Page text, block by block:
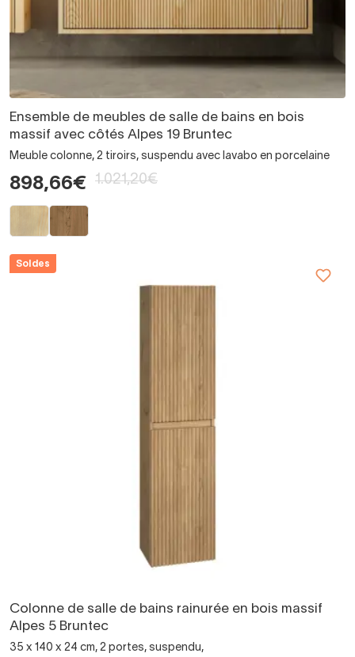
Ensemble de meubles de salle de bains en bois
massif avec côtés Alpes 19 Bruntec
Meuble colonne, 2 tiroirs, suspendu avec lavabo en porcelaine
898,66€ 1.021,20€
Soldes
Colonne de salle de bains rainurée en bois massif
Alpes 5 Bruntec
35 x 140 x 24 cm, 2 portes, suspendu,